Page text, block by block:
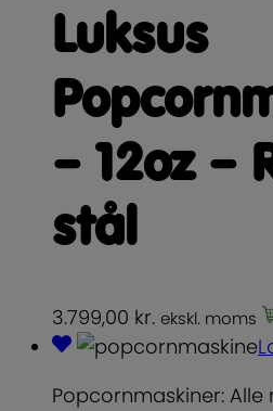
Luksus
– 12oz –
stål
3.799,00 kr. ekskl. moms
Popcornmaskiner: Alle